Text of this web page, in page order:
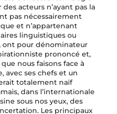
acteurs n’ayant pas la
pas nécessairement
et n’appartenant
linguistiques ou
ont pour dénominateur
prononcé et,
nous faisons face à
avec ses chefs et un
totalement naïf
dans l’internationale
sous nos yeux, des
Les principaux